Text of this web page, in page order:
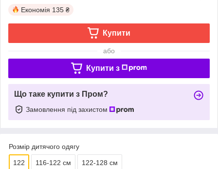
Економія 135 ₴
Купити
або
Купити з
Що таке купити з Пром?
Замовлення під захистом
Розмір дитячого одягу
122 116-122 см 122-128 см